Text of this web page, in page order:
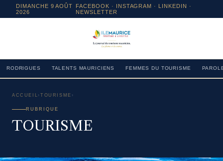
DIMANCHE 9 AOÛT
2026
FACEBOOK · INSTAGRAM · LINKEDIN ·
NEWSLETTER
RODRIGUES TALENTS MAURICIENS FEMMES DU TOURISME
ACCUEIL › TOURISME ›
RUBRIQUE
TOURISME